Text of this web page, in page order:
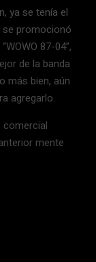
ya se tenía el
se promocionó
87-04”,
de la banda
más bien, aún
agregarlo.
comercial
mente